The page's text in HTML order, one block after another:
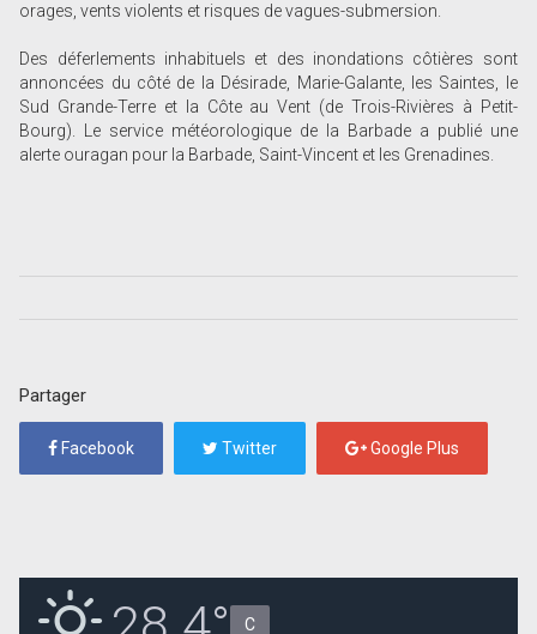
orages, vents violents et risques de vagues-submersion.
Des déferlements inhabituels et des inondations côtières sont
annoncées du côté de la Désirade, Marie-Galante, les Saintes, le
Sud Grande-Terre et la Côte au Vent (de Trois-Rivières à Petit-
Bourg). Le service météorologique de la Barbade a publié une
alerte ouragan pour la Barbade, Saint-Vincent et les Grenadines.
Partager
Facebook Twitter Google Plus
C